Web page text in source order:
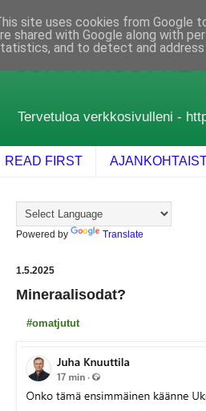
JUHA KNUUTTILA
Tervetuloa verkkosivulleni -
READ FIRST
Powered by Translate
1.5.2025
Mineraalisodat?
#omatjutut
site uses cookies from Google
shared with Google along with
and to detect and address